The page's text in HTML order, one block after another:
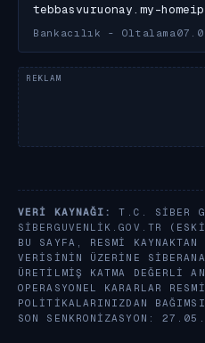
tebbasvuruonay.my-
Bankacılık - Oltalama
VERI KAYNAĞI:
T.C. SIBER
SIBERGUVENLIK.GOV.TR
(ESKI
BU SAYFA, RESMI KAYNAKTAN
VERISININ ÜZERINE
ÜRETILMIŞ KATMA DEĞERLI
OPERASYONEL KARARLAR
POLITIKALARINIZDAN
SON SENKRONIZASYON: